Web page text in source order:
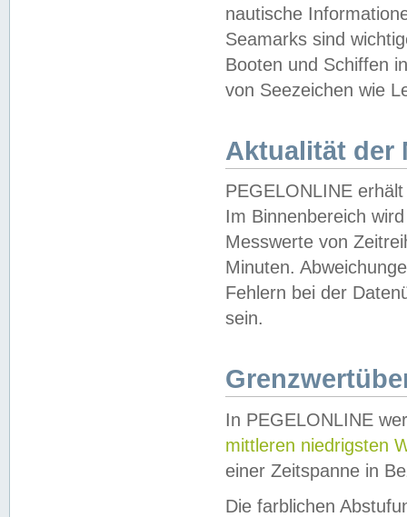
nautische
Seamarks sind
Booten und Schiffen
von Seezeichen wie
Aktualität der
PEGELONLINE
Im Binnenbereich
Messwerte von
Minuten.
Fehlern bei der
sein.
In PEGELONLINE
mittleren niedrigsten
einer Zeitspanne in
Die farblichen